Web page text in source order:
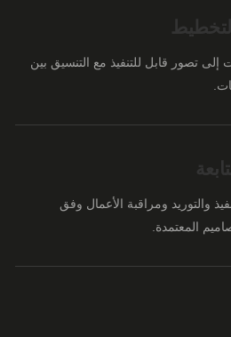
إلى تصور قابل للتنفيذ مع التنسيق بين
والتوريد ومراقبة الأعمال وفق
المعتمدة.